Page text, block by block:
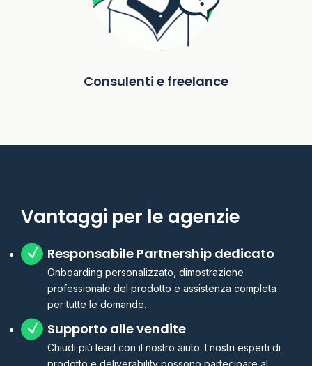
Consulenti e freelance
Vantaggi per le agenzie
Responsabile Partnership dedicato
Onboarding personalizzato, dimostrazione
professionale del prodotto e assistenza completa
per tutte le domande.
Supporto alle vendite
Chiudi più lead con il nostro aiuto. I nostri esperti di